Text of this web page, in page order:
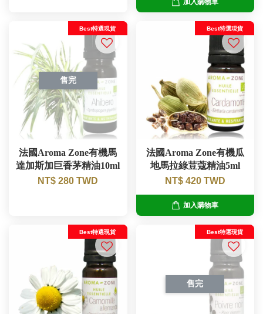
加入購物車
售完
Best特選現貨
法國Aroma Zone有機馬
達加斯加巨香茅精油10ml
NT$ 280 TWD
Best特選現貨
法國Aroma Zone有機瓜
地馬拉綠荳蔻精油5ml
NT$ 420 TWD
加入購物車
Best特選現貨
售完
Best特選現貨